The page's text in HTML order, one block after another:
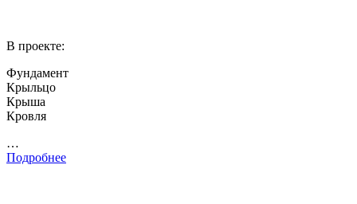
В проекте:
Фундамент
Крыльцо
Крыша
Кровля
…
Подробнее